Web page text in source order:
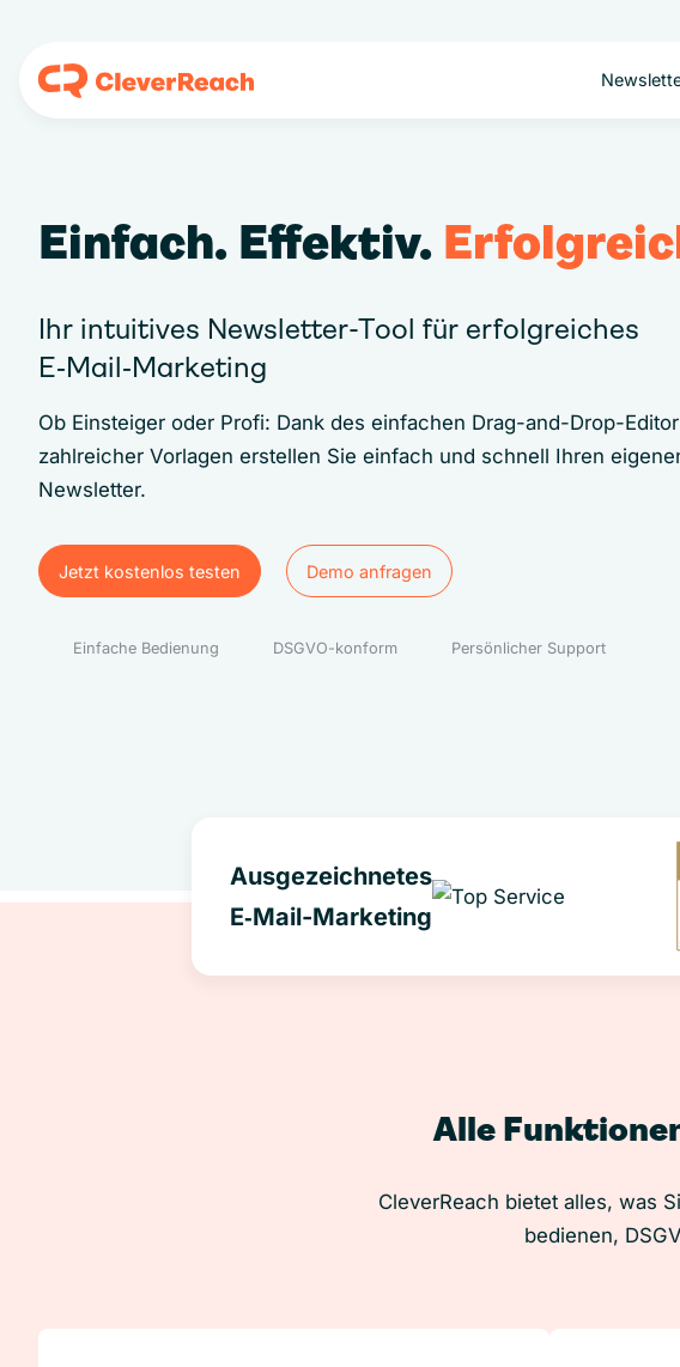
Einfach. Effektiv.
Ihr intuitives Newsletter-Tool für erfolgreiches
E‑Mail‑Marketing
Ob Einsteiger oder Profi: Dank des einfachen Drag-and-Drop-
zahlreicher Vorlagen erstellen Sie einfach und schnell Ihren
Newsletter.
Jetzt kostenlos testen
Jetzt kostenlos testen
Demo anfragen
Demo anfragen
Einfache Bedienung DSGVO-konform Persönlicher Support
Ausgezeichnetes
E‑Mail-Marketing
Alle
CleverReach bietet alles, was
bedienen,